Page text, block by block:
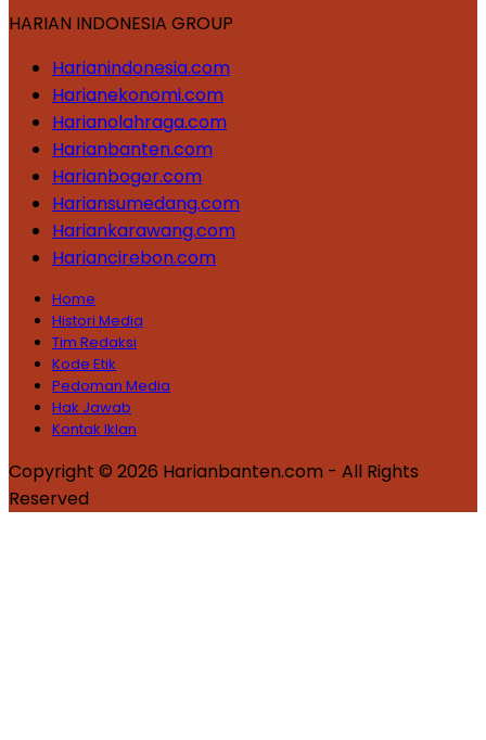
HARIAN INDONESIA GROUP
Harianindonesia.com
Harianekonomi.com
Harianolahraga.com
Harianbanten.com
Harianbogor.com
Hariansumedang.com
Hariankarawang.com
Hariancirebon.com
Home
Histori Media
Tim Redaksi
Kode Etik
Pedoman Media
Hak Jawab
Kontak Iklan
Copyright © 2026 Harianbanten.com - All Rights
Reserved